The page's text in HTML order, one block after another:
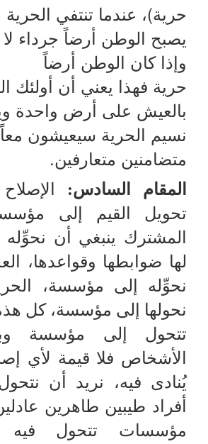
حرية)، عندما تنتفي
يصبح الوطن أرضاً جرداء لا
وإذا كان الوطن أرضاً
حرية فهذا يعني أن أولئك
بالعيش على أرض واحدة
نسيم الحرية سيعيشون معاً
متضامنين متعارفين.
المقام السادس:
تحويل القيم إلى
المشترك ينبغي أن
لها ضوابطها وقواعدها،
نحوِّله إلى مؤسسة،
نحولها إلى مؤسسة، كل
تتحول إلى مؤسسة
الأشخاص فلا قيمة لأي
يُنادى فيه، نريد أن
أفراد طيبين طاهرين
مؤسسات تتحول فيه